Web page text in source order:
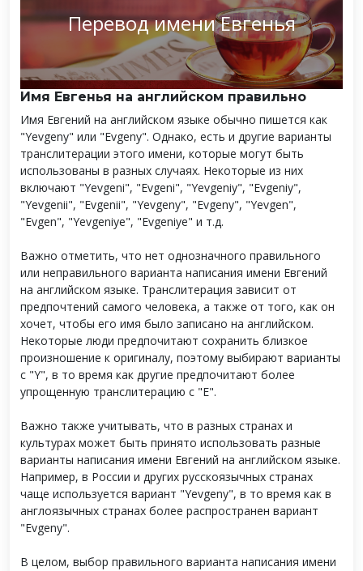
Перевод имени Евгенья
Имя Евгенья на английском правильно
Имя Евгений на английском языке обычно пишется как
"Yevgeny" или "Evgeny". Однако, есть и другие варианты
транслитерации этого имени, которые могут быть
использованы в разных случаях. Некоторые из них
включают "Yevgeni", "Evgeni", "Yevgeniy", "Evgeniy",
"Yevgenii", "Evgenii", "Yevgeny", "Evgeny", "Yevgen",
"Evgen", "Yevgeniye", "Evgeniye" и т.д.
Важно отметить, что нет однозначного правильного
или неправильного варианта написания имени Евгений
на английском языке. Транслитерация зависит от
предпочтений самого человека, а также от того, как он
хочет, чтобы его имя было записано на английском.
Некоторые люди предпочитают сохранить близкое
произношение к оригиналу, поэтому выбирают варианты
с "Y", в то время как другие предпочитают более
упрощенную транслитерацию с "E".
Важно также учитывать, что в разных странах и
культурах может быть принято использовать разные
варианты написания имени Евгений на английском языке.
Например, в России и других русскоязычных странах
чаще используется вариант "Yevgeny", в то время как в
англоязычных странах более распространен вариант
"Evgeny".
В целом, выбор правильного варианта написания имени